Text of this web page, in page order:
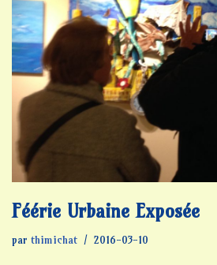
Féérie Urbaine Exposée
par thimichat 2016-03-10